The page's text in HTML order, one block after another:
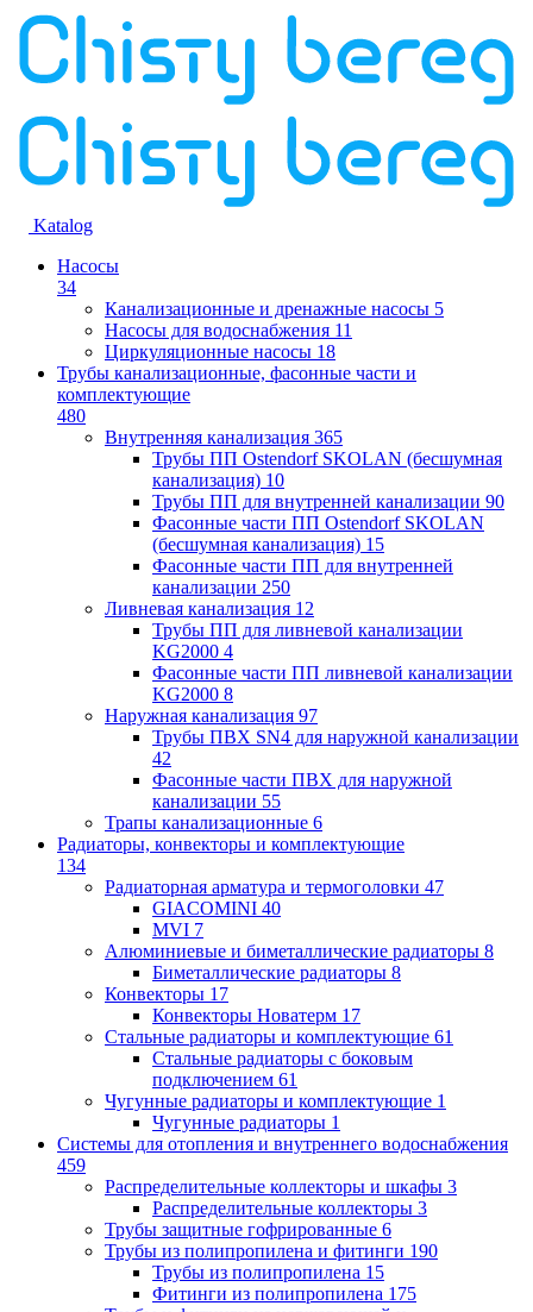
Katalog
Насосы
34
Канализационные и дренажные насосы 5
Насосы для водоснабжения 11
Циркуляционные насосы 18
Трубы канализационные, фасонные части и
комплектующие
480
Внутренняя канализация 365
Трубы ПП Ostendorf SKOLAN (бесшумная
канализация) 10
Трубы ПП для внутренней канализации 90
Фасонные части ПП Ostendorf SKOLAN
(бесшумная канализация) 15
Фасонные части ПП для внутренней
канализации 250
Ливневая канализация 12
Трубы ПП для ливневой канализации
KG2000 4
Фасонные части ПП ливневой канализации
KG2000 8
Наружная канализация 97
Трубы ПВХ SN4 для наружной канализации
42
Фасонные части ПВХ для наружной
канализации 55
Трапы канализационные 6
Радиаторы, конвекторы и комплектующие
134
Радиаторная арматура и термоголовки 47
GIACOMINI 40
MVI 7
Алюминиевые и биметаллические радиаторы 8
Биметаллические радиаторы 8
Конвекторы 17
Конвекторы Новатерм 17
Стальные радиаторы и комплектующие 61
Стальные радиаторы с боковым
подключением 61
Чугунные радиаторы и комплектующие 1
Чугунные радиаторы 1
Системы для отопления и внутреннего водоснабжения
459
Распределительные коллекторы и шкафы 3
Распределительные коллекторы 3
Трубы защитные гофрированные 6
Трубы из полипропилена и фитинги 190
Трубы из полипропилена 15
Фитинги из полипропилена 175